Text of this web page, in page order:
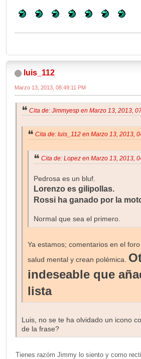
luis_112
Marzo 13, 2013, 08:49:11 PM
Cita de: Jimmyesp en Marzo 13, 2013,
Cita de: luis_112 en Marzo 13, 2013,
Cita de: Lopez en Marzo 13, 2013,
Pedrosa es un bluf.
Lorenzo es gilipollas.
Rossi ha ganado por la
Normal que sea el primero.
Ya estamos; comentarios en el
salud mental y crean polémica.
indeseable que
lista
Luis, no se te ha olvidado un icono
de la frase?
Tienes razóm Jimmy lo siento y como